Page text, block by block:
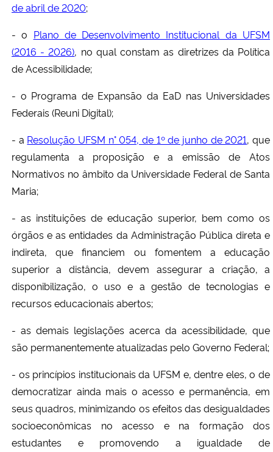
de abril de 2020;
- o Plano de Desenvolvimento Institucional da UFSM
(2016 - 2026), no qual constam as diretrizes da Política
de Acessibilidade;
- o Programa de Expansão da EaD nas Universidades
Federais (Reuni Digital);
- a Resolução UFSM n° 054, de 1º de junho de 2021, que
regulamenta a proposição e a emissão de Atos
Normativos no âmbito da Universidade Federal de Santa
Maria;
- as instituições de educação superior, bem como os
órgãos e as entidades da Administração Pública direta e
indireta, que financiem ou fomentem a educação
superior a distância, devem assegurar a criação, a
disponibilização, o uso e a gestão de tecnologias e
recursos educacionais abertos;
- as demais legislações acerca da acessibilidade, que
são permanentemente atualizadas pelo Governo Federal;
- os princípios institucionais da UFSM e, dentre eles, o de
democratizar ainda mais o acesso e permanência, em
seus quadros, minimizando os efeitos das desigualdades
socioeconômicas no acesso e na formação dos
estudantes e promovendo a igualdade de